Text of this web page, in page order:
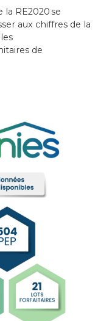
RE2020 se
aux chiffres de la
de